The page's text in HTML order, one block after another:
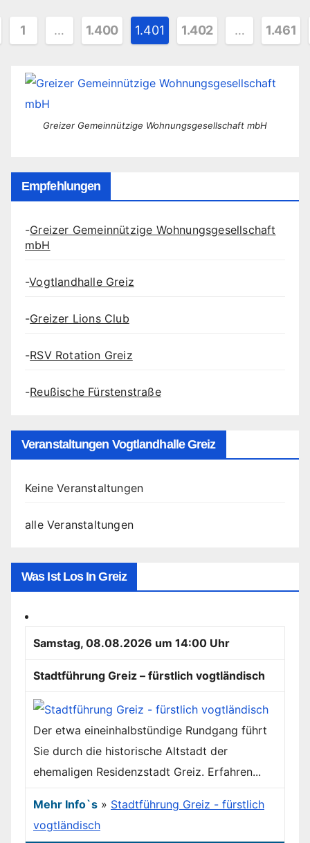
1 … 1.400 1.401 1.402 … 1.461
Greizer Gemeinnützige Wohnungsgesellschaft mbH
Empfehlungen
-Greizer Gemeinnützige Wohnungsgesellschaft
mbH
-Vogtlandhalle Greiz
-Greizer Lions Club
-RSV Rotation Greiz
-Reußische Fürstenstraße
Veranstaltungen Vogtlandhalle Greiz
Keine Veranstaltungen
alle Veranstaltungen
Was Ist Los In Greiz
Samstag, 08.08.2026 um 14:00 Uhr
Stadtführung Greiz – fürstlich vogtländisch
Der etwa eineinhalbstündige Rundgang führt
Sie durch die historische Altstadt der
ehemaligen Residenzstadt Greiz. Erfahren...
Mehr Info`s » Stadtführung Greiz - fürstlich
vogtländisch